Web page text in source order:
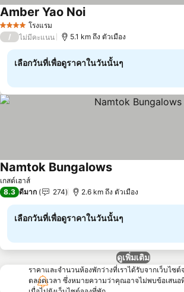
4 ดาว โรงแรม
Amber Yao Noi
/ ไม่มีคะแนน 5.1 km ถึง ตัวเมือง
เลือกวันที่เพื่อดูราคาในวันนั้นๆ
เกสต์เฮาส์
Namtok Bungalows
8.3 ดีมาก 274 2.6 km ถึง ตัวเมือง
เลือกวันที่เพื่อดูราคาในวันนั้นๆ
ดูเพิ่มเติม
ราคาและจำนวนห้องพักว่างที่เราได้รับจากเว็บไซ
ตลอดเวลา ซึ่งหมายความว่าคุณอาจไม่พบข้อเสนอ